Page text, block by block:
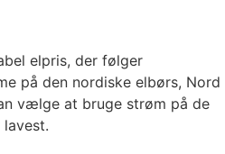
elpris, der følger
på den nordiske elbørs, Nord
vælge at bruge strøm på de